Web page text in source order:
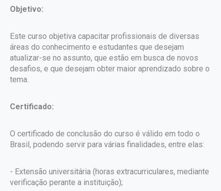
Objetivo:
Este curso objetiva capacitar profissionais de diversas
áreas do conhecimento e estudantes que desejam
atualizar-se no assunto, que estão em busca de novos
desafios, e que desejam obter maior aprendizado sobre o
tema.
Certificado:
O certificado de conclusão do curso é válido em todo o
Brasil, podendo servir para várias finalidades, entre elas:
- Extensão universitária (horas extracurriculares, mediante
verificação perante a instituição);